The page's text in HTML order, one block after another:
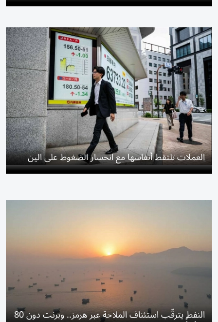
العملات تلتقط أنفاسها مع انحسار الضغوط على الين
النفط يترقّب استئناف الملاحة عبر هرمز.. وبرنت دون 80